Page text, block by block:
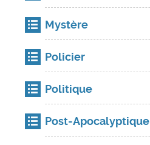
Mystère
Policier
Politique
Post-Apocalyptique